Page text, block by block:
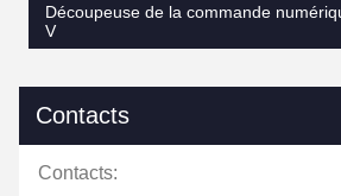
Découpeuse de la commande
V
Contacts
Contacts: